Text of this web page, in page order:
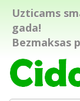
Uzticams
gada!
Bezmaksas